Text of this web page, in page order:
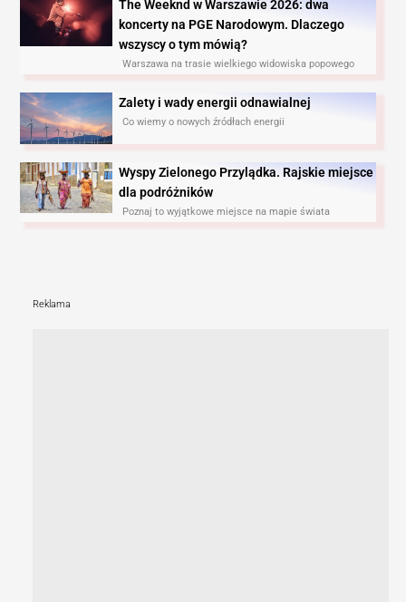
The Weeknd w Warszawie 2026: dwa
koncerty na PGE Narodowym. Dlaczego
wszyscy o tym mówią?
Warszawa na trasie wielkiego widowiska popowego
Zalety i wady energii odnawialnej
Co wiemy o nowych źródłach energii
Wyspy Zielonego Przylądka. Rajskie miejsce
dla podróżników
Poznaj to wyjątkowe miejsce na mapie świata
Reklama